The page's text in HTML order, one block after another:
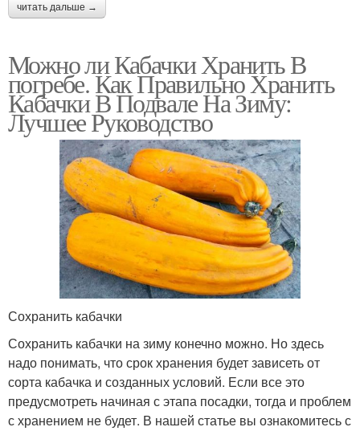
читать дальше →
Можно ли Кабачки Хранить В
погребе. Как Правильно Хранить
Кабачки В Подвале На Зиму:
Лучшее Руководство
Сохранить кабачки
Сохранить кабачки на зиму конечно можно. Но здесь
надо понимать, что срок хранения будет зависеть от
сорта кабачка и созданных условий. Если все это
предусмотреть начиная с этапа посадки, тогда и проблем
с хранением не будет. В нашей статье вы ознакомитесь с